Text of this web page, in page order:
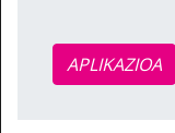
APLIKAZIOA